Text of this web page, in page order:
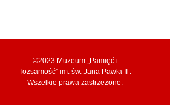
©2023 Muzeum „Pamięć i
Tożsamość” im. św. Jana Pawła II .
Wszelkie prawa zastrzeżone.